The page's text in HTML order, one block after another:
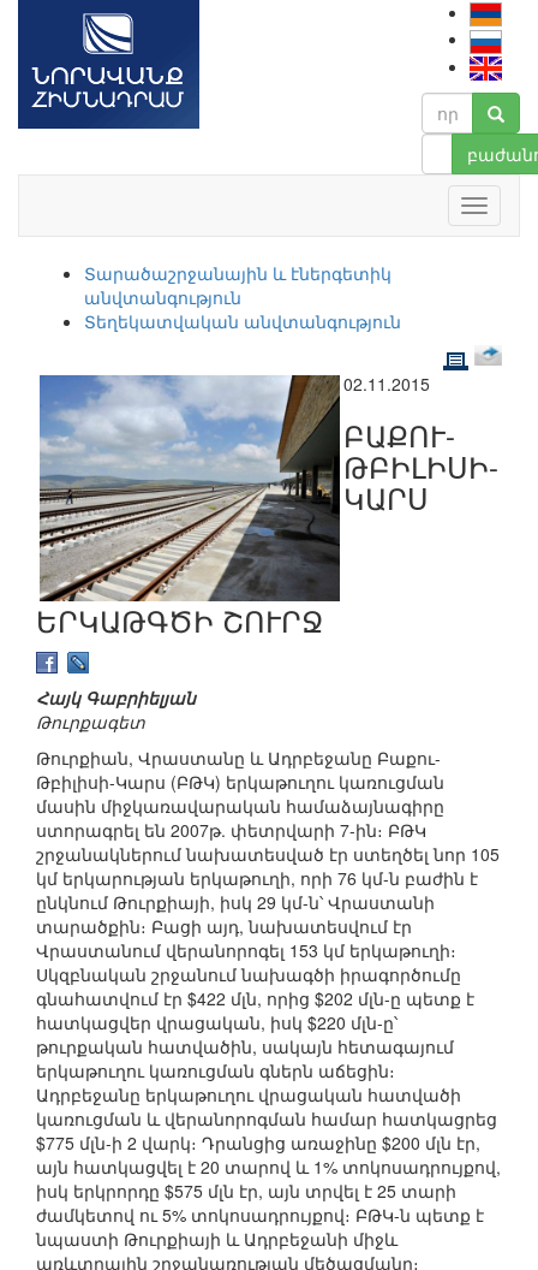
Տարածաշրջանային և էներգետիկ
անվտանգություն
Տեղեկատվական անվտանգություն
02.11.2015
ԲԱՔՈՒ-
ԹԲԻԼԻՍԻ-
ԿԱՐՍ
ԵՐԿԱԹԳԾԻ ՇՈՒՐՋ
Հայկ Գաբրիելյան
Թուրքագետ
Թուրքիան, Վրաստանը և Ադրբեջանը Բաքու-
Թբիլիսի-Կարս (ԲԹԿ) երկաթուղու կառուցման
մասին միջկառավարական համաձայնագիրը
ստորագրել են 2007թ. փետրվարի 7-ին։ ԲԹԿ
շրջանակներում նախատեսված էր ստեղծել նոր 105
կմ երկարության երկաթուղի, որի 76 կմ-ն բաժին է
ընկնում Թուրքիայի, իսկ 29 կմ-ն՝ Վրաստանի
տարածքին։ Բացի այդ, նախատեսվում էր
Վրաստանում վերանորոգել 153 կմ երկաթուղի։
Սկզբնական շրջանում նախագծի իրագործումը
գնահատվում էր $422 մլն, որից $202 մլն-ը պետք է
հատկացվեր վրացական, իսկ $220 մլն-ը՝
թուրքական հատվածին, սակայն հետագայում
երկաթուղու կառուցման գներն աճեցին։
Ադրբեջանը երկաթուղու վրացական հատվածի
կառուցման և վերանորոգման համար հատկացրեց
$775 մլն-ի 2 վարկ։ Դրանցից առաջինը $200 մլն էր,
այն հատկացվել է 20 տարով և 1% տոկոսադրույքով,
իսկ երկրորդը $575 մլն էր, այն տրվել է 25 տարի
ժամկետով ու 5% տոկոսադրույքով։ ԲԹԿ-ն պետք է
նպաստի Թուրքիայի և Ադրբեջանի միջև
առևտրային շրջանառության մեծացմանը։